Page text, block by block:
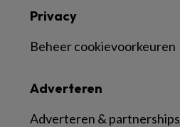
Adverteren
Adverteren & partnerships
Privacy
Beheer cookievoorkeuren